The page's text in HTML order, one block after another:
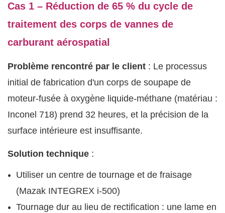
Cas 1 – Réduction de 65 % du cycle de
traitement des corps de vannes de
carburant aérospatial
Problème rencontré par le client : Le processus
initial de fabrication d'un corps de soupape de
moteur-fusée à oxygène liquide-méthane (matériau :
Inconel 718) prend 32 heures, et la précision de la
surface intérieure est insuffisante.
Solution technique :
Utiliser un centre de tournage et de fraisage
(Mazak INTEGREX i-500)
Tournage dur au lieu de rectification : une lame en